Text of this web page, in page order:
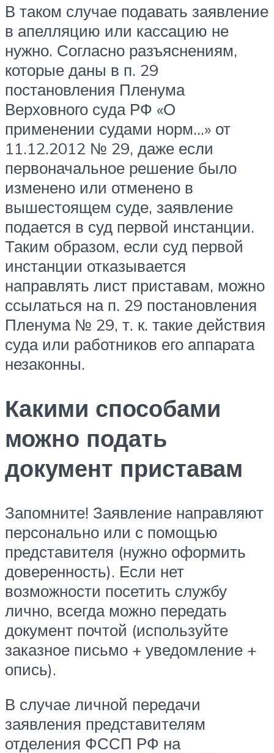
В таком случае подавать заявление
в апелляцию или кассацию не
нужно. Согласно разъяснениям,
которые даны в п. 29
постановления Пленума
Верховного суда РФ «О
применении судами норм…» от
11.12.2012 № 29, даже если
первоначальное решение было
изменено или отменено в
вышестоящем суде, заявление
подается в суд первой инстанции.
Таким образом, если суд первой
инстанции отказывается
направлять лист приставам, можно
ссылаться на п. 29 постановления
Пленума № 29, т. к. такие действия
суда или работников его аппарата
незаконны.
Какими способами
можно подать
документ приставам
Запомните! Заявление направляют
персонально или с помощью
представителя (нужно оформить
доверенность). Если нет
возможности посетить службу
лично, всегда можно передать
документ почтой (используйте
заказное письмо + уведомление +
опись).
В случае личной передачи
заявления представителям
отделения ФССП РФ на